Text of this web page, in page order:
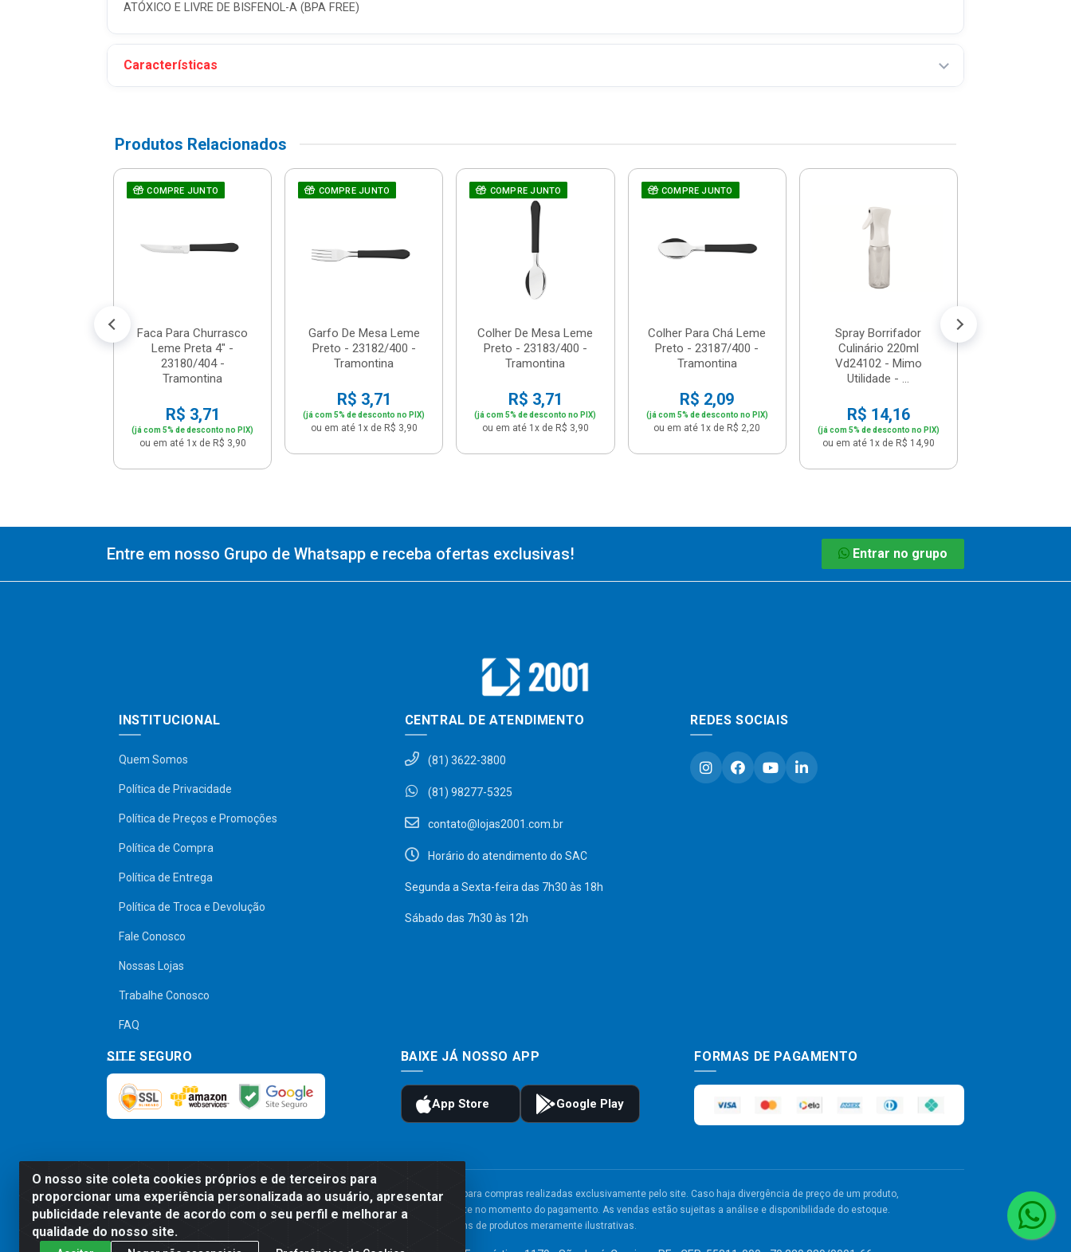
ATÓXICO E LIVRE DE BISFENOL-A (BPA FREE)
Características
Produtos Relacionados
COMPRE JUNTO
Faca Para Churrasco
Leme Preta 4" -
23180/404 -
Tramontina
R$ 3,71
(já com 5% de desconto no PIX)
ou em até 1x de R$ 3,90
COMPRE JUNTO
Garfo De Mesa Leme
Preto - 23182/400 -
Tramontina
R$ 3,71
(já com 5% de desconto no PIX)
ou em até 1x de R$ 3,90
COMPRE JUNTO
Colher De Mesa Leme
Preto - 23183/400 -
Tramontina
R$ 3,71
(já com 5% de desconto no PIX)
ou em até 1x de R$ 3,90
COMPRE JUNTO
Colher Para Chá Leme
Preto - 23187/400 -
Tramontina
R$ 2,09
(já com 5% de desconto no PIX)
ou em até 1x de R$ 2,20
Spray Borrifador
Culinário 220ml
Vd24102 - Mimo
Utilidade - ...
R$ 14,16
(já com 5% de desconto no PIX)
ou em até 1x de R$ 14,90
O nosso site coleta cookies próprios e de terceiros para
proporcionar uma experiência personalizada ao usuário, apresentar
publicidade relevante de acordo com o seu perfil e melhorar a
qualidade do nosso site.
Entre em nosso Grupo de Whatsapp e receba ofertas exclusivas! Entrar no grupo
INSTITUCIONAL
Quem Somos
Política de Privacidade
Política de Preços e Promoções
Política de Compra
Política de Entrega
Política de Troca e Devolução
Fale Conosco
Nossas Lojas
Trabalhe Conosco
FAQ
CENTRAL DE ATENDIMENTO
(81) 3622-3800
(81) 98277-5325
contato@lojas2001.com.br
Horário do atendimento do SAC
Segunda a Sexta-feira das 7h30 às 18h
Sábado das 7h30 às 12h
REDES SOCIAIS
SITE SEGURO BAIXE JÁ NOSSO APP FORMAS DE PAGAMENTO
Preços, promoções, condições de pagamento e frete são válidos para compras realizadas exclusivamente pelo site. Caso haja divergência de preço de um produto,
será válido o preço que for exibido no carrinho de compras do site no momento do pagamento. As vendas estão sujeitas a análise e disponibilidade do estoque.
Imagens de produtos meramente ilustrativas.